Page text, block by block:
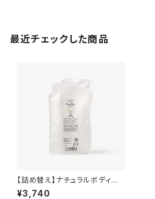
最近チェックした商品
【詰め替え】ナチュラルボディウォ
ッシュ
¥3,740